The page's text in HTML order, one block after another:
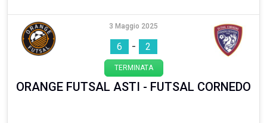
3 Maggio 2025
6 - 2
ORANGE FUTSAL ASTI - FUTSAL CORNEDO
TERMINATA